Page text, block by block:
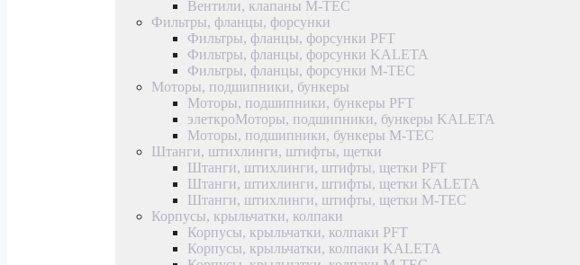
Вентили, клапаны M-TEC
Фильтры, фланцы, форсунки
Фильтры, фланцы, форсунки PFT
Фильтры, фланцы, форсунки KALETA
Фильтры, фланцы, форсунки M-TEC
Моторы, подшипники, бункеры
Моторы, подшипники, бункеры PFT
элеткроМоторы, подшипники, бункеры KALETA
Моторы, подшипники, бункеры M-TEC
Штанги, штихлинги, штифты, щетки
Штанги, штихлинги, штифты, щетки PFT
Штанги, штихлинги, штифты, щетки KALETA
Штанги, штихлинги, штифты, щетки M-TEC
Корпусы, крыльчатки, колпаки
Корпусы, крыльчатки, колпаки PFT
Корпусы, крыльчатки, колпаки KALETA